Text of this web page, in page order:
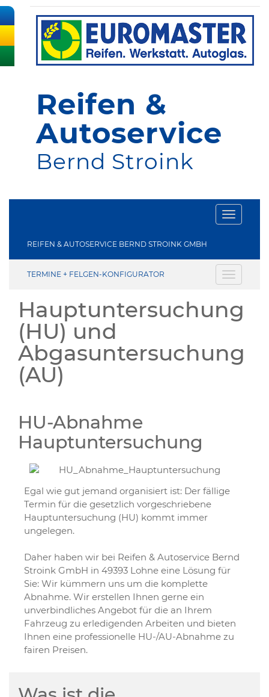
Reifen &
Autoservice
Bernd Stroink
Toggle
REIFEN & AUTOSERVICE BERND STROINK GMBH
Toggle
TERMINE + FELGEN-KONFIGURATOR
Hauptuntersuchung
(HU) und
Abgasuntersuchung
(AU)
HU-Abnahme
Hauptuntersuchung
Egal wie gut jemand organisiert ist: Der fällige
Termin für die gesetzlich vorgeschriebene
Hauptuntersuchung (HU) kommt immer
ungelegen.
Daher haben wir bei Reifen & Autoservice Bernd
Stroink GmbH in 49393 Lohne eine Lösung für
Sie: Wir kümmern uns um die komplette
Abnahme. Wir erstellen Ihnen gerne ein
unverbindliches Angebot für die an Ihrem
Fahrzeug zu erledigenden Arbeiten und bieten
Ihnen eine professionelle HU-/AU-Abnahme zu
fairen Preisen.